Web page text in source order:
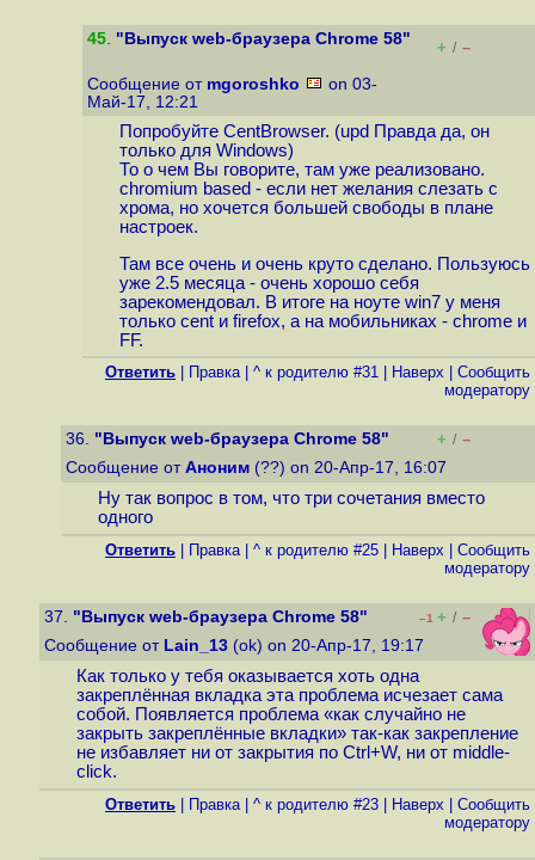
45. "Выпуск web-браузера Chrome 58" + / –
Сообщение от mgoroshko
on 03-
Май-17, 12:21
Попробуйте CentBrowser. (upd Правда да, он
только для Windows)
То о чем Вы говорите, там уже реализовано.
chromium based - eсли нет желания слезать с
хрома, но хочется большей свободы в плане
настроек.
Там все очень и очень круто сделано. Пользуюсь
уже 2.5 месяца - очень хорошо себя
зарекомендовал. В итоге на ноуте win7 у меня
только cent и firefox, а на мобильниках - chrome и
FF.
Ответить Правка| ^ к родителю #31 Наверх
Cообщить
модератору
36. "Выпуск web-браузера Chrome 58" + / –
Сообщение от Аноним (??) on 20-Апр-17, 16:07
Ну так вопрос в том, что три сочетания вместо
одного
Ответить Правка| ^ к родителю #25 Наверх
Cообщить
модератору
37. "Выпуск web-браузера Chrome 58" –1 + / –
Сообщение от Lain_13 (ok) on 20-Апр-17, 19:17
Как только у тебя оказывается хоть одна
закреплённая вкладка эта проблема исчезает сама
собой. Появляется проблема «как случайно не
закрыть закреплённые вкладки» так-как закрепление
не избавляет ни от закрытия по Ctrl+W, ни от middle-
click.
Ответить Правка| ^ к родителю #23 Наверх
Cообщить
модератору